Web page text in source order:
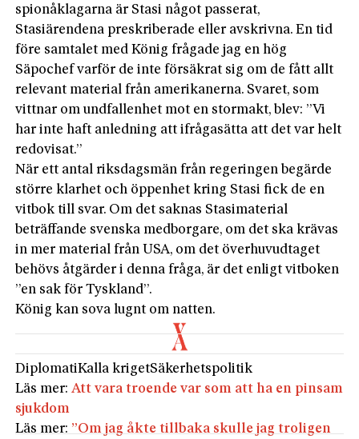
spionåklagarna är Stasi något passerat,
Stasiärendena preskriberade eller avskrivna. En tid
före samtalet med König frågade jag en hög
Säpochef varför de inte försäkrat sig om de fått allt
relevant material från amerikanerna. Svaret, som
vittnar om undfallenhet mot en stormakt, blev: ”Vi
har inte haft anledning att ifrågasätta att det var helt
redovisat.”
När ett antal riksdagsmän från regeringen begärde
större klarhet och öppenhet kring Stasi fick de en
vitbok till svar. Om det saknas Stasimaterial
beträffande svenska medborgare, om det ska krävas
in mer material från USA, om det överhuvudtaget
behövs åtgärder i denna fråga, är det enligt vitboken
”en sak för Tyskland”.
König kan sova lugnt om natten.
DiplomatiKalla krigetSäkerhetspolitik
Läs mer:Att vara troende var som att ha en pinsam
sjukdom
Läs mer: ”­Om jag åkte tillbaka skulle jag troligen